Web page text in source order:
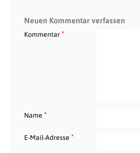
Neuen Kommentar verfassen
Kommentar*
Name *
E-Mail-Adresse *